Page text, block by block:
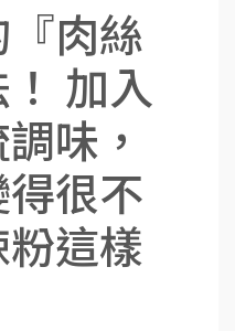
肉絲
加入
味，
很不
這樣